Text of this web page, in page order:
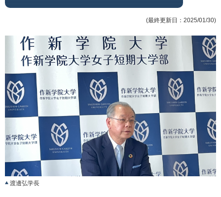
(最終更新日：2025/01/30)
渡邊弘学長